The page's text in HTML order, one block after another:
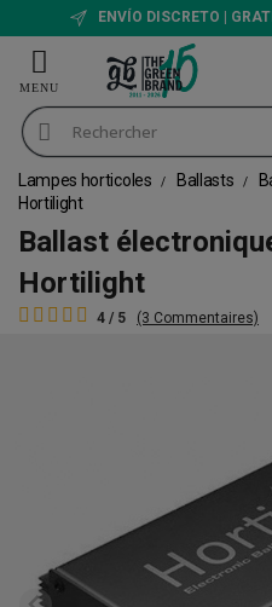
ENVÍO DISCRETO |
Lampes horticoles Ballasts
Hortilight
Ballast
Hortilight
4 / 5 (3 Commentaires)